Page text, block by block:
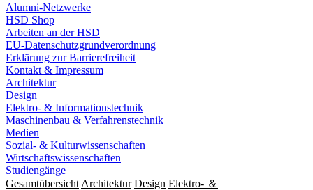
Alumni-Netzwerke
HSD Shop
Arbeiten an der HSD
EU-Datenschutzgrundverordnung
Erklärung zur Barrierefreiheit
Kontakt & Impressum
Architektur
Design
Elektro- & Informationstechnik
Maschinenbau & Verfahrenstechnik
Medien
Sozial- & Kulturwissenschaften
Wirtschaftswissenschaften
Studiengänge
Gesamtübersicht Architektur Design Elektro- ＆